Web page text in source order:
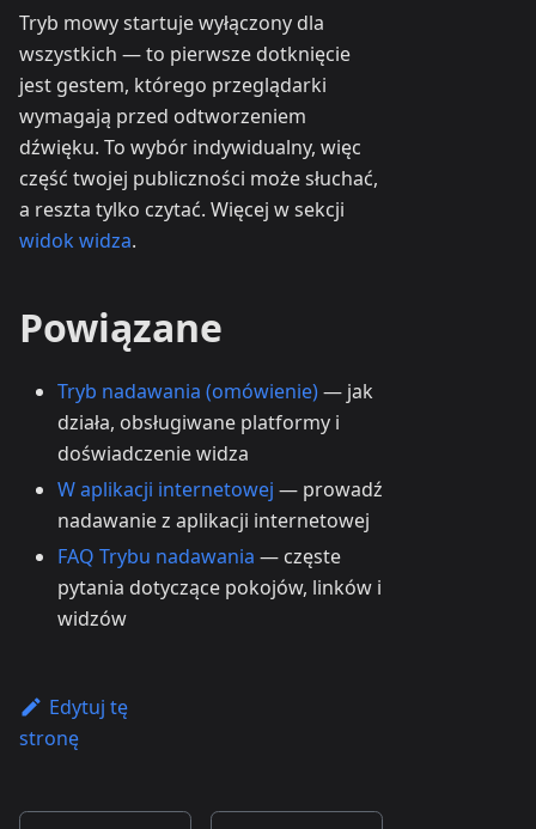
Tryb mowy startuje wyłączony dla
wszystkich — to pierwsze dotknięcie
jest gestem, którego przeglądarki
wymagają przed odtworzeniem
dźwięku. To wybór indywidualny, więc
część twojej publiczności może słuchać,
a reszta tylko czytać. Więcej w sekcji
widok widza.
Powiązane
Tryb nadawania (omówienie)— jak
działa, obsługiwane platformy i
doświadczenie widza
W aplikacji internetowej — prowadź
nadawanie z aplikacji internetowej
FAQ Trybu nadawania — częste
pytania dotyczące pokojów, linków i
widzów
Edytuj tę
stronę